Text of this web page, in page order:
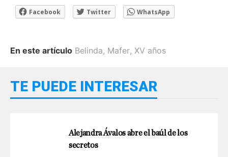
Facebook Twitter WhatsApp
En este artículo Belinda, Mafer, XV años
TE PUEDE INTERESAR
Alejandra Ávalos abre el baúl de los
secretos